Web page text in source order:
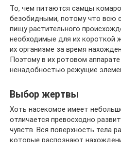
То, чем питаются самцы
безобидными, потому что всю
пищу растительного
необходимые для их короткой
их организме за время
Поэтому в их ротовом
ненадобностью режущие
Выбор жертвы
Хоть насекомое имеет
отличается превосходно
чувств. Вся поверхность тела
которые распознают